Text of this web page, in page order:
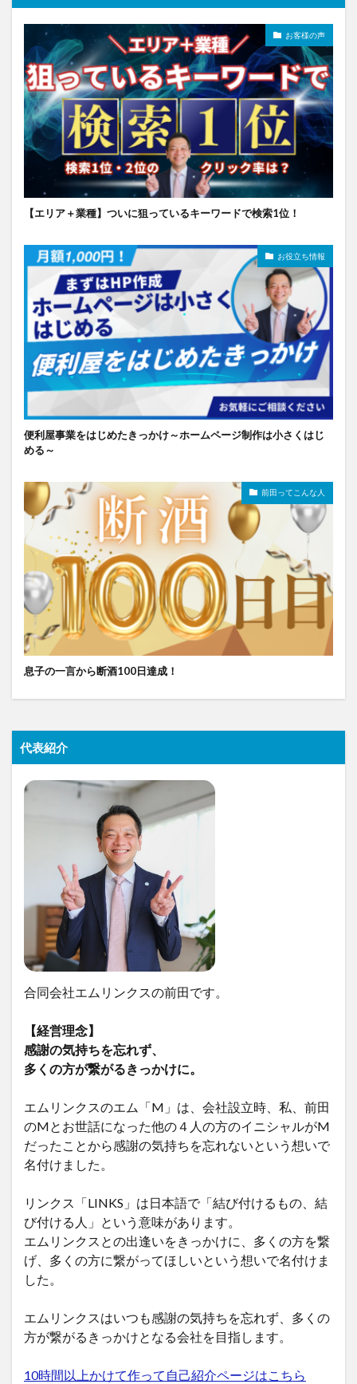
お客様の声
【エリア＋業種】ついに狙っているキーワードで検索1位！
お役立ち情報
便利屋事業をはじめたきっかけ～ホームページ制作は小さくはじ
める～
前田ってこんな人
息子の一言から断酒100日達成！
代表紹介
合同会社エムリンクスの前田です。
【経営理念】
感謝の気持ちを忘れず、
多くの方が繋がるきっかけに。
エムリンクスのエム「M」は、会社設立時、私、前田
のMとお世話になった他の４人の方のイニシャルがM
だったことから感謝の気持ちを忘れないという想いで
名付けました。
リンクス「LINKS」は日本語で「結び付けるもの、結
び付ける人」という意味があります。
エムリンクスとの出逢いをきっかけに、多くの方を繋
げ、多くの方に繋がってほしいという想いで名付けま
した。
エムリンクスはいつも感謝の気持ちを忘れず、多くの
方が繋がるきっかけとなる会社を目指します。
10時間以上かけて作って自己紹介ページはこちら